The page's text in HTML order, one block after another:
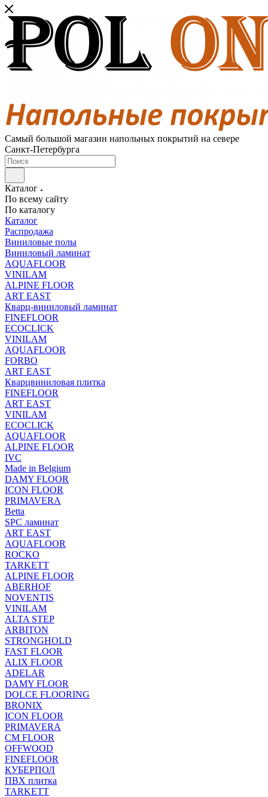
Самый большой магазин напольных покрытий на севере
Санкт-Петербурга
Каталог
По всему сайту
По каталогу
Каталог
Распродажа
Виниловые полы
Виниловый ламинат
AQUAFLOOR
VINILAM
ALPINE FLOOR
ART EAST
Кварц-виниловый ламинат
FINEFLOOR
ECOCLICK
VINILAM
AQUAFLOOR
FORBO
ART EAST
Кварцвиниловая плитка
FINEFLOOR
ART EAST
VINILAM
ECOCLICK
AQUAFLOOR
ALPINE FLOOR
IVC
Made in Belgium
DAMY FLOOR
ICON FLOOR
PRIMAVERA
Betta
SPC ламинат
ART EAST
AQUAFLOOR
ROCKO
TARKETT
ALPINE FLOOR
ABERHOF
NOVENTIS
VINILAM
ALTA STEP
ARBITON
STRONGHOLD
FAST FLOOR
ALIX FLOOR
ADELAR
DAMY FLOOR
DOLCE FLOORING
BRONIX
ICON FLOOR
PRIMAVERA
CM FLOOR
OFFWOOD
FINEFLOOR
КУБЕРПОЛ
ПВХ плитка
TARKETT